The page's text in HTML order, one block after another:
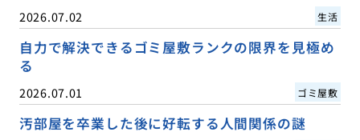
2026.07.02 生活
自力で解決できるゴミ屋敷ランクの限界を見極め
る
2026.07.01 ゴミ屋敷
汚部屋を卒業した後に好転する人間関係の謎